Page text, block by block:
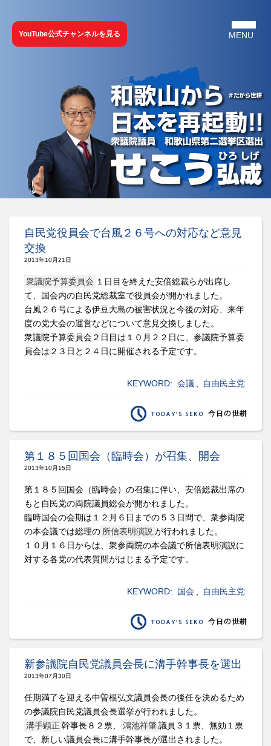
YouTube公式チャンネルを見る
自民党役員会で台風２６号への対応など意見
交換
2013年10月21日
衆議院予算委員会 １日目を終えた安倍総裁らが出席し
て、国会内の自民党総裁室で役員会が開かれました。
台風２６号による伊豆大島の被害状況と今後の対応、来年
度の党大会の運営などについて意見交換しました。
衆議院予算委員会２日目は１０月２２日に、参議院予算委
員会は２３日と２４日に開催される予定です。
KEYWORD: 会議 自由民主党
第１８５回国会（臨時会）が召集、開会
2013年10月15日
第１８５回国会（臨時会）の召集に伴い、安倍総裁出席の
もと自民党の両院議員総会が開かれました。
臨時国会の会期は１２月６日までの５３日間で、衆参両院
の本会議では総理の 所信表明演説 が行われました。
１０月１６日からは、衆参両院の本会議で所信表明演説に
対する各党の代表質問がはじまる予定です。
KEYWORD: 国会 自由民主党
新参議院自民党議員会長に溝手幹事長を選出
2013年07月30日
任期満了を迎える中曽根弘文議員会長の後任を決めるため
の参議院自民党議員会長選挙が行われました。
溝手顕正 幹事長８２票、 鴻池祥肇議員３１票、無効１票
で、新しい議員会長に溝手幹事長が選出されました。